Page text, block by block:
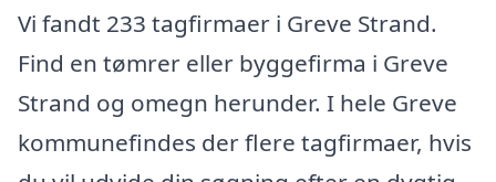
Vi fandt 233 tagfirmaer i Greve Strand.
Find en tømrer eller byggefirma i Greve
Strand og omegn herunder. I hele Greve
kommunefindes der flere tagfirmaer, hvis